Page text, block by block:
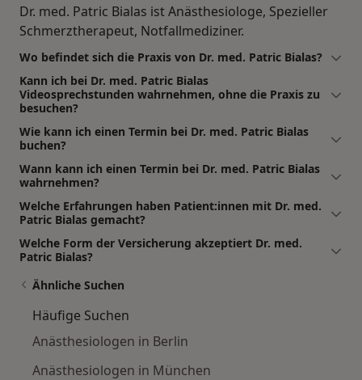
Dr. med. Patric Bialas ist Anästhesiologe, Spezieller
Schmerztherapeut, Notfallmediziner.
Wo befindet sich die Praxis von Dr. med. Patric Bialas?
Kann ich bei Dr. med. Patric Bialas
Videosprechstunden wahrnehmen, ohne die Praxis zu
besuchen?
Wie kann ich einen Termin bei Dr. med. Patric Bialas
buchen?
Wann kann ich einen Termin bei Dr. med. Patric Bialas
wahrnehmen?
Welche Erfahrungen haben Patient:innen mit Dr. med.
Patric Bialas gemacht?
Welche Form der Versicherung akzeptiert Dr. med.
Patric Bialas?
Ähnliche Suchen
Häufige Suchen
Anästhesiologen in Berlin
Anästhesiologen in München